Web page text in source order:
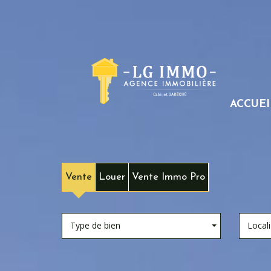
Vente Louer Vente Immo Pro
Type de bien